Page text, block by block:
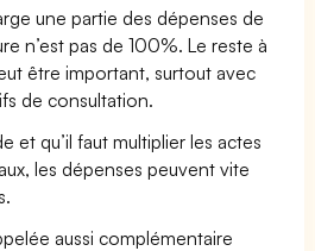
une partie des dépenses de
n’est pas de 100%. Le reste à
être important, surtout avec
de consultation.
et qu’il faut multiplier les actes
les dépenses peuvent vite
aussi complémentaire